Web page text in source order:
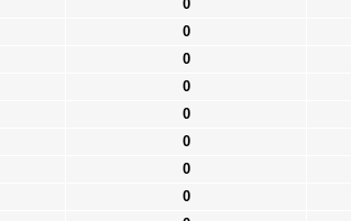
0
0
0
0
0
0
0
0